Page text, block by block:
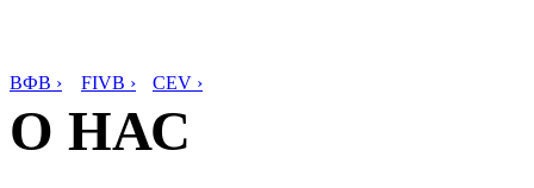
ВФВ › FIVB › CEV ›
О НАС